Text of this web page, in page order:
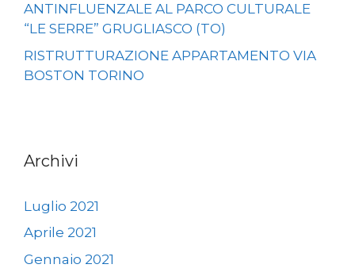
ANTINFLUENZALE AL PARCO CULTURALE
“LE SERRE” GRUGLIASCO (TO)
RISTRUTTURAZIONE APPARTAMENTO VIA
BOSTON TORINO
Archivi
Luglio 2021
Aprile 2021
Gennaio 2021